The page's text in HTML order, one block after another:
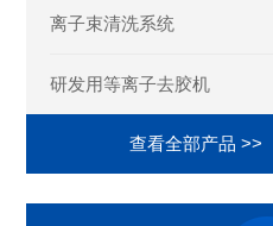
离子束清洗系统
研发用等离子去胶机
查看全部产品 >>